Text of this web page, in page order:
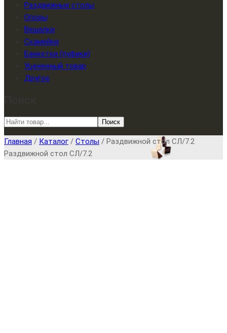
Раздвижные столы
Опоры
Вешалки
Скамейки
Банкетки (пуфики)
Уцененный товар
Другое
Поиск
Главная / Каталог / Столы / Раздвижной стол СЛ/7.2
Раздвижной стол СЛ/7.2